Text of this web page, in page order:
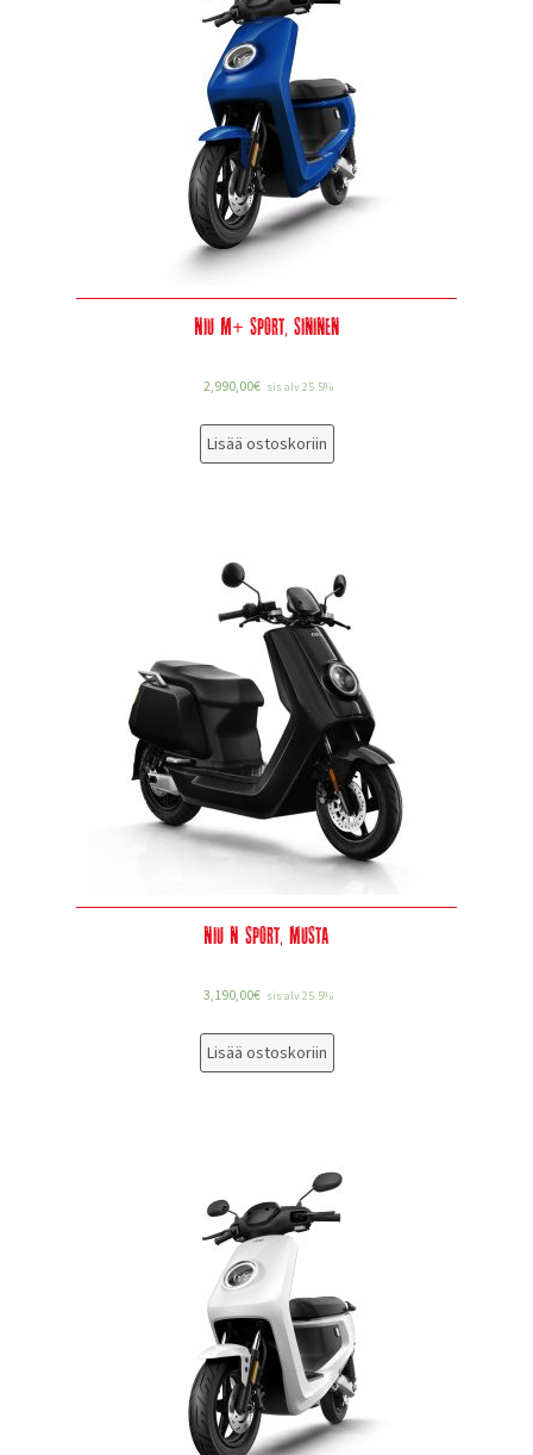
Niu M+ Sport, sininen
2,990,00€ sis alv 25.5%
Lisää ostoskoriin
Niu N Sport, musta
3,190,00€ sis alv 25.5%
Lisää ostoskoriin